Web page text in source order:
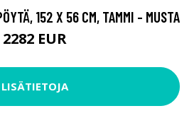
152 X 56 CM, TAMMI - MUSTA
2282 EUR
LISÄTIETOJA